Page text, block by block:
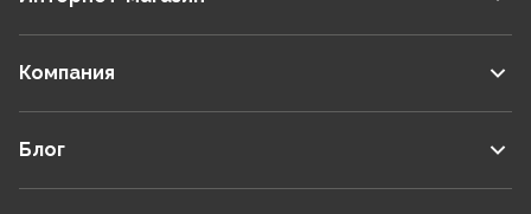
Компания
Блог